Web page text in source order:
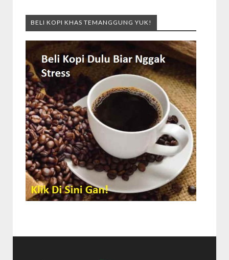
BELI KOPI KHAS TEMANGGUNG YUK!